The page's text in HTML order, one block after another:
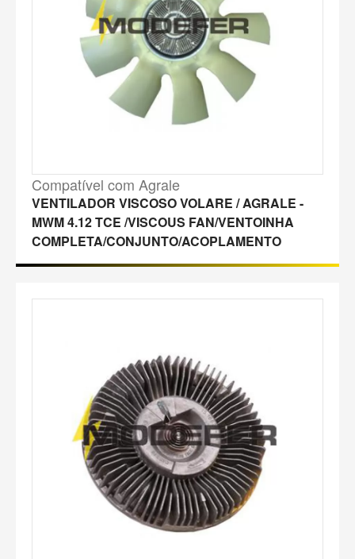
Compatível com Agrale
VENTILADOR VISCOSO VOLARE / AGRALE -
MWM 4.12 TCE /VISCOUS FAN/VENTOINHA
COMPLETA/CONJUNTO/ACOPLAMENTO